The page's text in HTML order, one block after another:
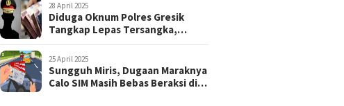
28 April 2025
Diduga Oknum Polres Gresik
Tangkap Lepas Tersangka,
25 April 2025
Sungguh Miris, Dugaan Maraknya
Calo SIM Masih Bebas Beraksi di